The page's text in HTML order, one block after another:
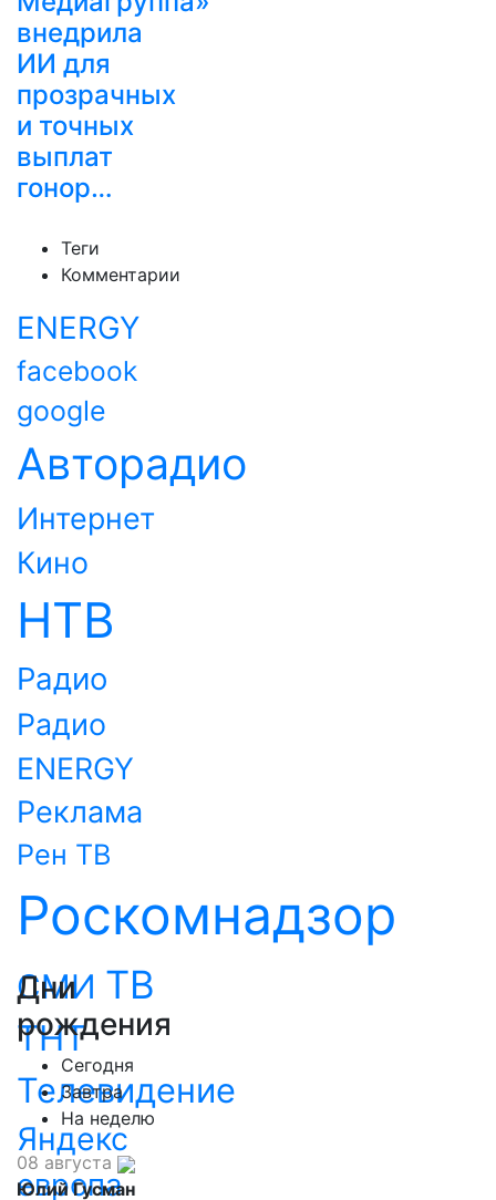
внедрила
ИИ для
прозрачных
и точных
выплат
гонор…
Теги
Комментарии
ENERGY
facebook
google
Авторадио
Интернет
Кино
НТВ
Радио
Радио
ENERGY
Реклама
Рен ТВ
Роскомнадзор
СМИ ТВ
ТНТ
Телевидение
Яндекс
европа
Дни
рождения
Сегодня
Завтра
На неделю
08 августа
Юлий Гусман